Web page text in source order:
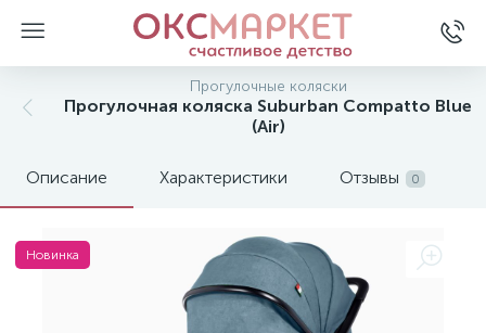
Прогулочные коляски
Прогулочная коляска Suburban Compatto Blue
(Air)
Описание Характеристики Отзывы 0
Новинка